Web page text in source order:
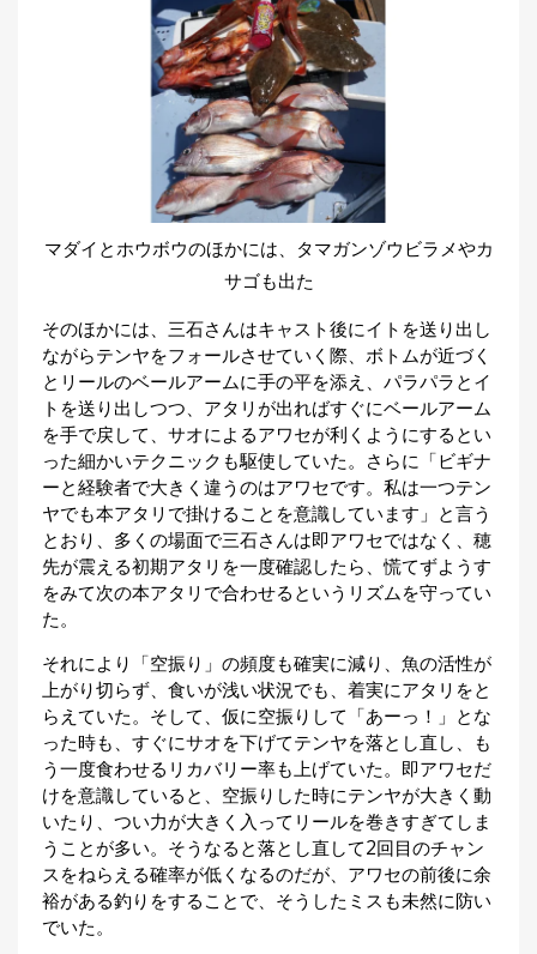
マダイとホウボウのほかには、タマガンゾウビラメやカ
サゴも出た
そのほかには、三石さんはキャスト後にイトを送り出し
ながらテンヤをフォールさせていく際、ボトムが近づく
とリールのベールアームに手の平を添え、パラパラとイ
トを送り出しつつ、アタリが出ればすぐにベールアーム
を手で戻して、サオによるアワセが利くようにするとい
った細かいテクニックも駆使していた。さらに「ビギナ
ーと経験者で大きく違うのはアワセです。私は一つテン
ヤでも本アタリで掛けることを意識しています」と言う
とおり、多くの場面で三石さんは即アワセではなく、穂
先が震える初期アタリを一度確認したら、慌てずようす
をみて次の本アタリで合わせるというリズムを守ってい
た。
それにより「空振り」の頻度も確実に減り、魚の活性が
上がり切らず、食いが浅い状況でも、着実にアタリをと
らえていた。そして、仮に空振りして「あーっ！」とな
った時も、すぐにサオを下げてテンヤを落とし直し、も
う一度食わせるリカバリー率も上げていた。即アワセだ
けを意識していると、空振りした時にテンヤが大きく動
いたり、つい力が大きく入ってリールを巻きすぎてしま
うことが多い。そうなると落とし直して2回目のチャン
スをねらえる確率が低くなるのだが、アワセの前後に余
裕がある釣りをすることで、そうしたミスも未然に防い
でいた。